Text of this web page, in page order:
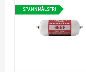
SPANNMÅLSFRI